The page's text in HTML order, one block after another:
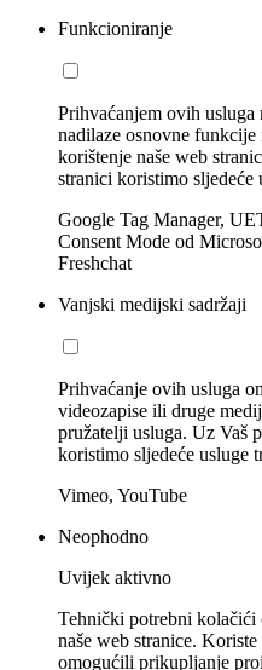
Funkcioniranje
Prihvaćanjem ovih
nadilaze osnovne
korištenje naše web
stranici koristimo sljedeće
Google Tag Manager,
Consent Mode od
Freshchat
Vanjski medijski sadržaji
Prihvaćanje ovih usluga
videozapise ili druge
pružatelji usluga. Uz Vaš
koristimo sljedeće usluge
Vimeo, YouTube
Neophodno
Uvijek aktivno
Tehnički potrebni kolačići
naše web stranice.
omogućili prikupljanje